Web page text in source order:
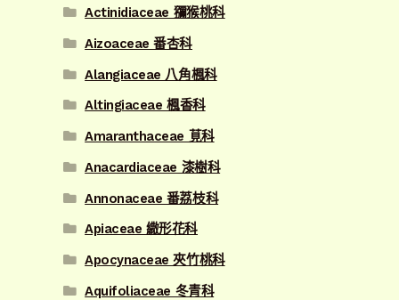
Actinidiaceae 獼猴桃科
Aizoaceae 番杏科
Alangiaceae 八角楓科
Altingiaceae 楓香科
Amaranthaceae 莧科
Anacardiaceae 漆樹科
Annonaceae 番荔枝科
Apiaceae 繖形花科
Apocynaceae 夾竹桃科
Aquifoliaceae 冬青科